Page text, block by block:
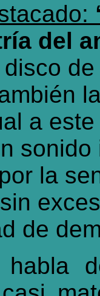
del
disco
a
sonido
la
de